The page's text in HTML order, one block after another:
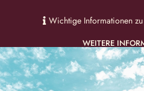
Wichtige Informationen
WEITERE